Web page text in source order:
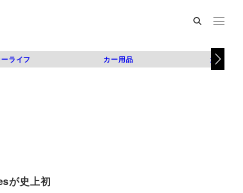
ライフ カー用品 カスタム
が史上初